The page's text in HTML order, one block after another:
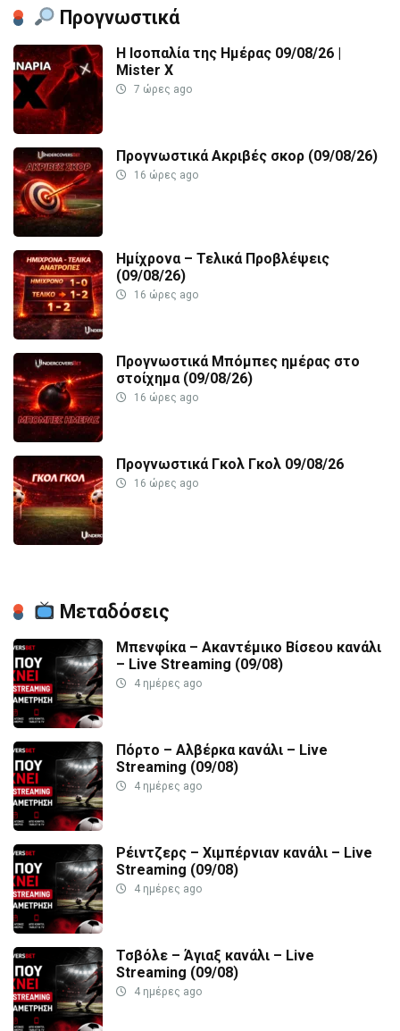
Προγνωστικά
Η Ισοπαλία της Ημέρας 09/08/26 |
Mister X
7 ώρες ago
Προγνωστικά Ακριβές σκορ (09/08/26)
16 ώρες ago
Ημίχρονα – Τελικά Προβλέψεις
(09/08/26)
16 ώρες ago
Προγνωστικά Μπόμπες ημέρας στο
στοίχημα (09/08/26)
16 ώρες ago
Προγνωστικά Γκολ Γκολ 09/08/26
16 ώρες ago
Μεταδόσεις
Μπενφίκα – Ακαντέμικο Βίσεου κανάλι
– Live Streaming (09/08)
4 ημέρες ago
Πόρτο – Αλβέρκα κανάλι – Live
Streaming (09/08)
4 ημέρες ago
Ρέιντζερς – Χιμπέρνιαν κανάλι – Live
Streaming (09/08)
4 ημέρες ago
Τσβόλε – Άγιαξ κανάλι – Live
Streaming (09/08)
4 ημέρες ago